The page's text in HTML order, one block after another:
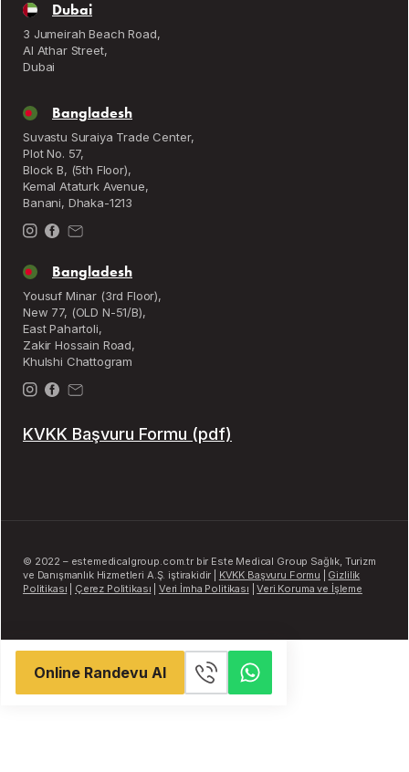
Dubai
3 Jumeirah Beach Road,
Al Athar Street,
Dubai
Bangladesh
Suvastu Suraiya Trade Center,
Plot No. 57,
Block B, (5th Floor),
Kemal Ataturk Avenue,
Banani, Dhaka-1213
Bangladesh
Yousuf Minar (3rd Floor),
New 77, (OLD N-51/B),
East Pahartoli,
Zakir Hossain Road,
Khulshi Chattogram
KVKK Başvuru Formu (pdf)
© 2022 – estemedicalgroup.com.tr bir Este Medical Group Sağlık, Turizm
ve Danışmanlık Hizmetleri A.Ş. iştirakidir | KVKK Başvuru Formu
Gizlilik
Politikası
Çerez Politikası Veri İmha Politikası |Veri Koruma ve İşleme
Online Randevu Al